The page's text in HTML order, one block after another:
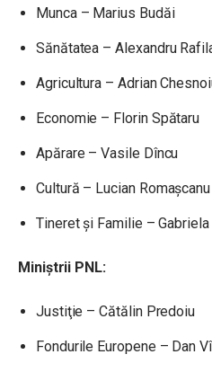
Munca – Marius Budăi
Sănătatea – Alexandru
Agricultura – Adrian
Economie – Florin Spătaru
Apărare – Vasile Dîncu
Cultură – Lucian Romașcanu
Tineret și Familie – Gabriela
Miniștrii PNL:
Justiţie – Cătălin Predoiu
Fondurile Europene – Dan